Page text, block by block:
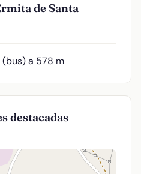
de Santa
(bus) a 578 m
destacadas